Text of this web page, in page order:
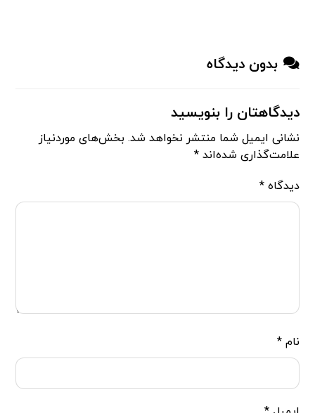
بدون دیدگاه
دیدگاهتان را بنویسید
نشانی ایمیل شما منتشر نخواهد شد. بخش‌های موردنیاز
علامت‌گذاری شده‌اند*
دیدگاه*
نام*